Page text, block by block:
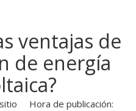
ventajas de
de energía
Hora de publicación: